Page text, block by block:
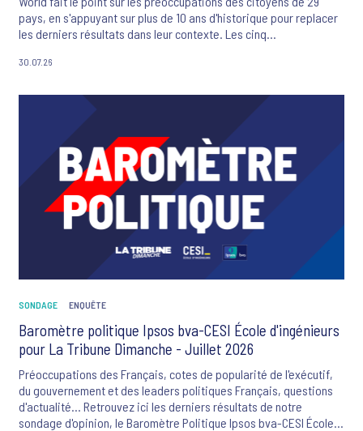
pays, en s'appuyant sur plus de 10 ans d'historique pour replacer
les derniers résultats dans leur contexte. Les cinq
criminalité et la violence, le changement climatique, l'inflation, le
30.07.26
SONDAGE ENQUÊTE
Baromètre politique Ipsos bva-CESI École d'ingénieurs
pour La Tribune Dimanche - Juillet 2026
Préoccupations des Français, cotes de popularité de l'exécutif,
du gouvernement et des leaders politiques Français, questions
d'actualité... Retrouvez ici les derniers résultats de notre
sondage d'opinion, le Baromètre Politique Ipsos bva-CESI École